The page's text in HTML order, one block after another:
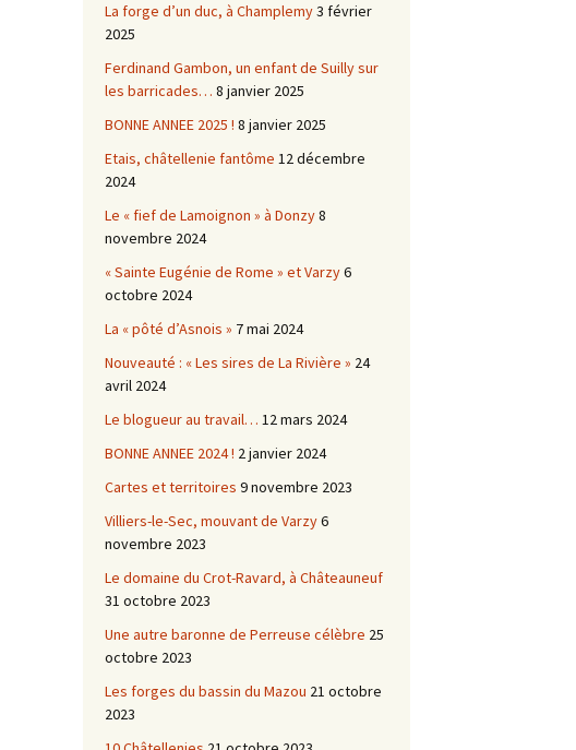
La forge d’un duc, à Champlemy3 février
2025
Ferdinand Gambon, un enfant de Suilly sur
les barricades… 8 janvier 2025
BONNE ANNEE 2025 ! 8 janvier 2025
Etais, châtellenie fantôme 12 décembre
2024
Le « fief de Lamoignon » à Donzy8
novembre 2024
« Sainte Eugénie de Rome » et Varzy6
octobre 2024
La « pôté d’Asnois » 7 mai 2024
Nouveauté : « Les sires de La Rivière » 24
avril 2024
Le blogueur au travail… 12 mars 2024
BONNE ANNEE 2024 ! 2 janvier 2024
Cartes et territoires 9 novembre 2023
Villiers-le-Sec, mouvant de Varzy6
novembre 2023
Le domaine du Crot-Ravard, à Châteauneuf
31 octobre 2023
Une autre baronne de Perreuse célèbre 25
octobre 2023
Les forges du bassin du Mazou 21 octobre
2023